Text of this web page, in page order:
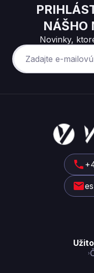
NÁŠHO
Novinky,